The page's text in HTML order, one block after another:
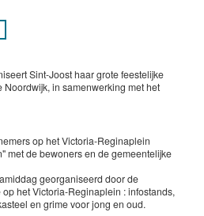
Sint-Joost haar grote feestelijke
in samenwerking met het
op het Victoria-Reginaplein
met de bewoners en de gemeentelijke
georganiseerd door de
het Victoria-Reginaplein : infostands,
en grime voor jong en oud.